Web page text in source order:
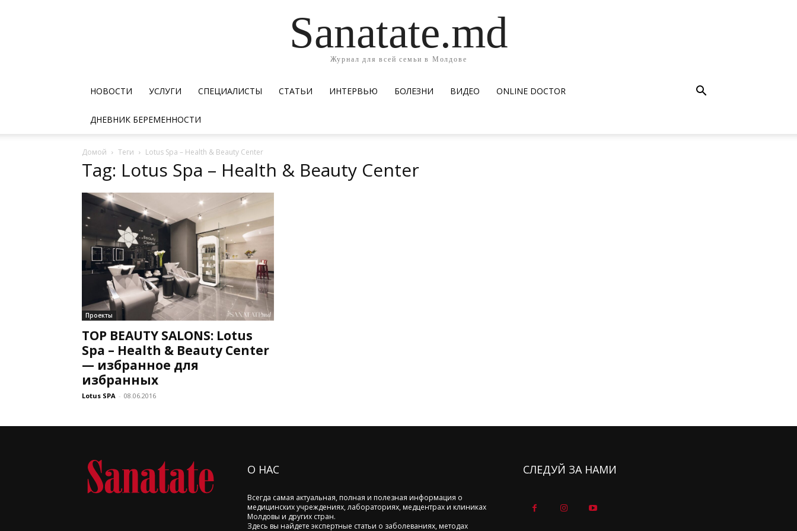
Sanatate.md
Журнал для всей семьи в Молдове
НОВОСТИ УСЛУГИ СПЕЦИАЛИСТЫ СТАТЬИ ИНТЕРВЬЮ БОЛЕЗНИ ВИДЕО ОNLINE DOCTOR
ДНЕВНИК БЕРЕМЕННОСТИ
Домой Теги Lotus Spa – Health & Beauty Center
Tag: Lotus Spa – Health & Beauty Center
Проекты
TOP BEAUTY SALONS: Lotus
Spa – Health & Beauty Center
— избранное для
избранных
Lotus SPA - 08.06.2016
О НАС
Всегда самая актуальная, полная и полезная информация о
медицинских учреждениях, лабораториях, медцентрах и клиниках
Молдовы и других стран.
Здесь вы найдете экспертные статьи о заболеваниях, методах
СЛЕДУЙ ЗА НАМИ